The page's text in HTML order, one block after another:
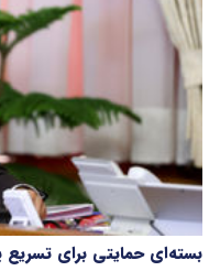
بسته‌ای حمایتی برای